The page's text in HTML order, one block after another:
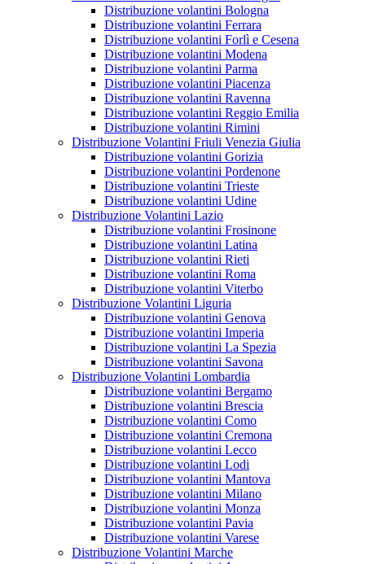
Distribuzione volantini Bologna
Distribuzione volantini Ferrara
Distribuzione volantini Forlì e Cesena
Distribuzione volantini Modena
Distribuzione volantini Parma
Distribuzione volantini Piacenza
Distribuzione volantini Ravenna
Distribuzione volantini Reggio Emilia
Distribuzione volantini Rimini
Distribuzione Volantini Friuli Venezia Giulia
Distribuzione volantini Gorizia
Distribuzione volantini Pordenone
Distribuzione volantini Trieste
Distribuzione volantini Udine
Distribuzione Volantini Lazio
Distribuzione volantini Frosinone
Distribuzione volantini Latina
Distribuzione volantini Rieti
Distribuzione volantini Roma
Distribuzione volantini Viterbo
Distribuzione Volantini Liguria
Distribuzione volantini Genova
Distribuzione volantini Imperia
Distribuzione volantini La Spezia
Distribuzione volantini Savona
Distribuzione Volantini Lombardia
Distribuzione volantini Bergamo
Distribuzione volantini Brescia
Distribuzione volantini Como
Distribuzione volantini Cremona
Distribuzione volantini Lecco
Distribuzione volantini Lodi
Distribuzione volantini Mantova
Distribuzione volantini Milano
Distribuzione volantini Monza
Distribuzione volantini Pavia
Distribuzione volantini Varese
Distribuzione Volantini Marche